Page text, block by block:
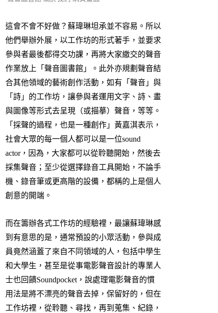
這會不會不好做？蘇瑋琳坦承並不容易。所以
他們舉辦外展，以工作坊的形式著手，並要求
參與者最後都得交功課，再將大家繳交的聲音
作業放上「聲音圖書館」。此外亦規劃聲音結
合其他領域的藝術創作活動，如有「聲音」與
「詩」的工作坊，讓參與者運用文字、詩、畫
與圖像等形式去呈現（或描摹）聲音，等等。
「採聲的過程，也是一種創作」黃嘉淇表示，
社會大眾的每一個人都可以是一位sound
actor，因為，大家都可以從聆聽開始，然後去
採集聲音；至少從選擇錄音工具開始，不論手
機、錄音筆或更高階的設備，都稱的上是個人
創意的開端。
而在籌辦各式工作坊的經驗裡，最讓蘇瑋琳感
到有意思的是，通常預設的小眾活動，參與成
員竟然涵蓋了來自不同領域的人，包括中學生
和大學生，甚至是從事電影聲音設計的專業人
士也回饋Soundpocket，說處理電影聲音的慣
用法是將不漂亮的聲音去掉，保留好的，但在
工作坊裡，從聆聽、尋找，再到蒐集、紀錄，